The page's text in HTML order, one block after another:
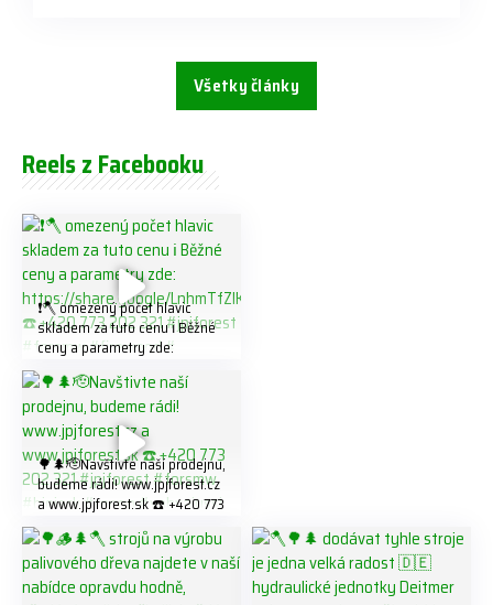
Všetky články
Reels z Facebooku
❗️🪓 omezený počet hlavic
skladem za tuto cenu ℹ️ Běžné
ceny a parametry zde:
K8W5t7i6o ☎️ +420 773 202
321 #jpjforest #forsmw
#firewood #
🌳🌲🫡Navštivte naší prodejnu,
budeme rádi! www.jpjforest.cz
a www.jpjforest.sk ☎️ +420 773
#biojack #regon #vahvajussi